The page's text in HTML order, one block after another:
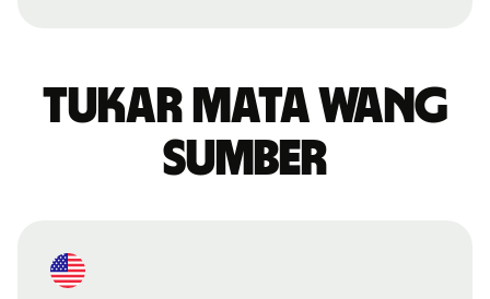
Tukar mata wang
sumber